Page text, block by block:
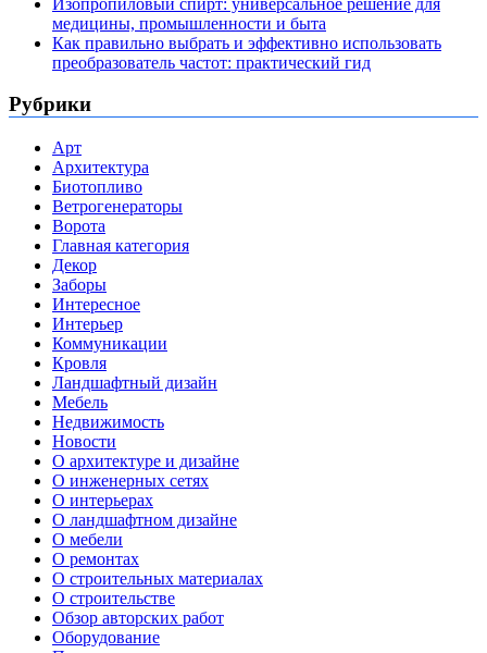
медицины, промышленности и быта
Как правильно выбрать и эффективно использовать
преобразователь частот: практический гид
Рубрики
Арт
Архитектура
Биотопливо
Ветрогенераторы
Ворота
Главная категория
Декор
Заборы
Интересное
Интерьер
Коммуникации
Кровля
Ландшафтный дизайн
Мебель
Недвижимость
Новости
О архитектуре и дизайне
О инженерных сетях
О интерьерах
О ландшафтном дизайне
О мебели
О ремонтах
О строительных материалах
О строительстве
Обзор авторских работ
Оборудование